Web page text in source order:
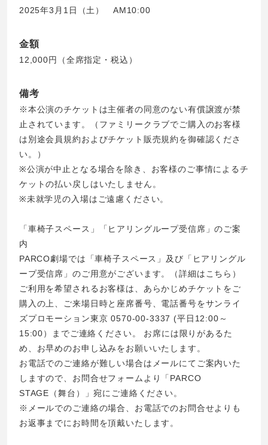
2025年3月1日（土） AM10:00
金額
12,000円（全席指定・税込）
備考
※本公演のチケットは主催者の同意のない有償譲渡が禁
止されています。（ファミリークラブでご購入のお客様
は別途会員規約およびチケット販売規約を御確認くださ
い。）
※公演が中止となる場合を除き、お客様のご事情によるチ
ケットの払い戻しはいたしません。
※未就学児の入場はご遠慮ください。
「車椅子スペース」「ヒアリングループ受信席」のご案
内
PARCO劇場では「車椅子スペース」及び「ヒアリングル
ープ受信席」のご用意がございます。（詳細はこちら）
ご利用を希望されるお客様は、あらかじめチケットをご
購入の上、ご来場日時と座席番号、電話番号をサンライ
ズプロモーション東京 0570-00-3337 (平日12:00～
15:00）までご連絡ください。 お席には限りがあるた
め、お早めのお申し込みをお願いいたします。
お電話でのご連絡が難しい場合はメールにてご案内いた
しますので、お問合せフォームより「PARCO
STAGE（舞台）」宛にご連絡ください。
※メールでのご連絡の場合、お電話でのお問合せよりも
お返事までにお時間を頂戴いたします。